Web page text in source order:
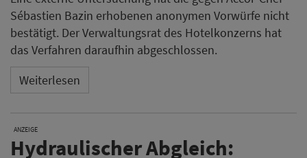
Sébastien Bazin erhobenen anonymen Vorwürfe nicht
bestätigt. Der Verwaltungsrat des Hotelkonzerns hat
das Verfahren daraufhin abgeschlossen.
Weiterlesen
ANZEIGE
Hydraulischer Abgleich: